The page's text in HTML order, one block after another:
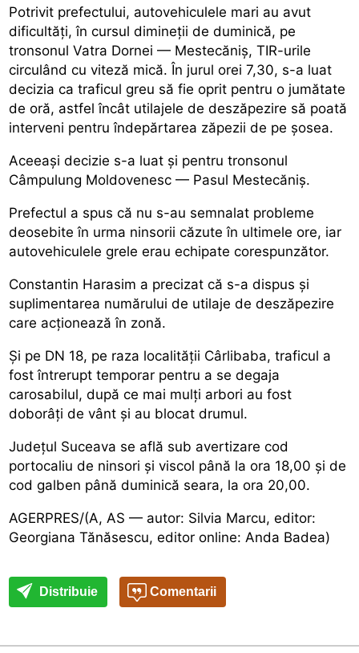
Potrivit prefectului, autovehiculele mari au avut
dificultăți, în cursul dimineții de duminică, pe
tronsonul Vatra Dornei — Mestecăniș, TIR-urile
circulând cu viteză mică. În jurul orei 7,30, s-a luat
decizia ca traficul greu să fie oprit pentru o jumătate
de oră, astfel încât utilajele de deszăpezire să poată
interveni pentru îndepărtarea zăpezii de pe șosea.
Aceeași decizie s-a luat și pentru tronsonul
Câmpulung Moldovenesc — Pasul Mestecăniș.
Prefectul a spus că nu s-au semnalat probleme
deosebite în urma ninsorii căzute în ultimele ore, iar
autovehiculele grele erau echipate corespunzător.
Constantin Harasim a precizat că s-a dispus și
suplimentarea numărului de utilaje de deszăpezire
care acționează în zonă.
Și pe DN 18, pe raza localității Cârlibaba, traficul a
fost întrerupt temporar pentru a se degaja
carosabilul, după ce mai mulți arbori au fost
doborâți de vânt și au blocat drumul.
Județul Suceava se află sub avertizare cod
portocaliu de ninsori și viscol până la ora 18,00 și de
cod galben până duminică seara, la ora 20,00.
AGERPRES/(A, AS — autor: Silvia Marcu, editor:
Georgiana Tănăsescu, editor online: Anda Badea)
Distribuie Comentarii